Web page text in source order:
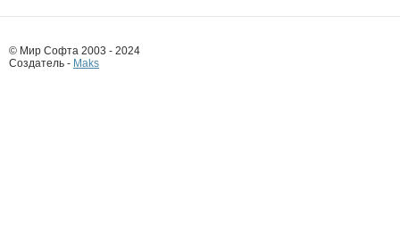
© Мир Софта 2003 - 2024
Создатель - Maks